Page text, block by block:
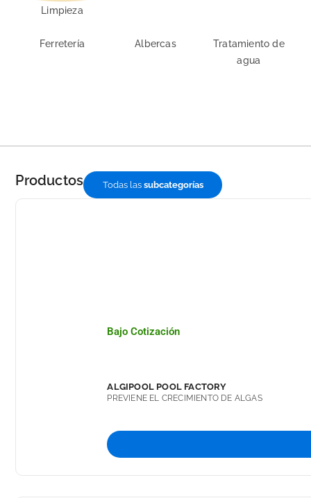
Limpieza
Ferretería Albercas
Tratamiento de
agua
Productos Todas las subcategorías
Bajo Cotización
ALGIPOOL POOL FACTORY
PREVIENE EL CRECIMIENTO DE ALGAS
QUE TIENE COMO FUNCIÓN PRINCIPAL
DE LA ALBERCA.
PRODUCTO COMPLEMENTO DE TRICLORO.